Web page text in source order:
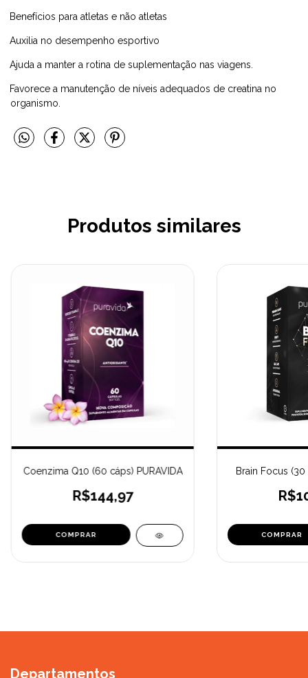
Benefícios para atletas e não atletas
Auxilia no desempenho esportivo
Ajuda a manter a rotina de suplementação nas viagens.
Favorece a manutenção de níveis adequados de creatina no
organismo.
Produtos similares
Coenzima Q10 (60 cáps) PURAVIDA
R$144,97
Brain Focus (30
Departamentos